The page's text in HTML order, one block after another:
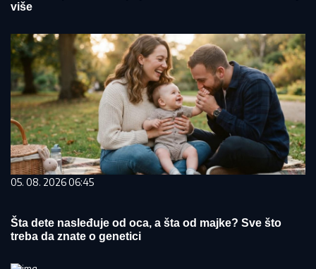
više
05. 08. 2026 06:45
Šta dete nasleđuje od oca, a šta od majke? Sve što
treba da znate o genetici